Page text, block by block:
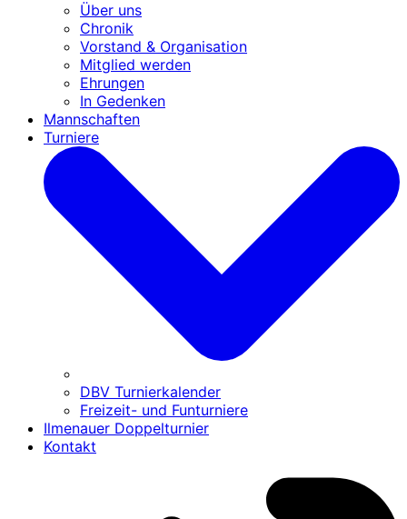
Über uns
Chronik
Vorstand & Organisation
Mitglied werden
Ehrungen
In Gedenken
Mannschaften
Turniere
DBV Turnierkalender
Freizeit- und Funturniere
Ilmenauer Doppelturnier
Kontakt